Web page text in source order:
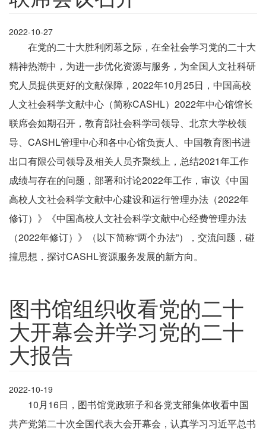
2022-10-27
在党的二十大胜利闭幕之际，在全社会学习党的二十大
精神热潮中，为进一步优化资源与服务，为全国人文社科研
究人员提供更好的文献保障，2022年10月25日，中国高校
人文社会科学文献中心（简称CASHL） 2022年中心馆馆长
联席会如期召开，教育部社会科学司领导、北京大学校领
导、CASHL管理中心和各中心馆负责人、中国教育图书进
出口有限公司领导及相关人员齐聚线上，总结2021年工作
成绩与存在的问题，部署和讨论2022年工作，审议《中国
高校人文社会科学文献中心建设和运行管理办法（2022年
修订）》《中国高校人文社会科学文献中心经费管理办法
（2022年修订）》（以下简称“两个办法”），交流问题，碰
撞思想，探讨CASHL资源服务发展的新方向。
图书馆组织收看党的二十
大开幕会并学习党的二十
大报告
2022-10-19
10月16日，图书馆党政班子和各党支部集体收看中国
共产党第二十次全国代表大会开幕会，认真学习习近平总书